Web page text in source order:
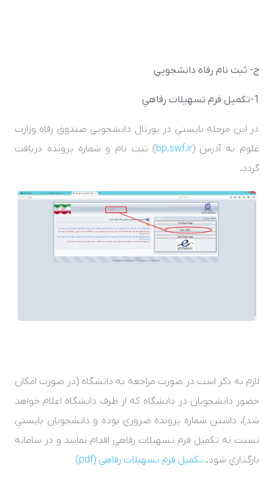
ج- ثبت­ نام رفاه دانشجويي
1-تکميل فرم تسهيلات رفاهي
در اين مرحله بايستي در پورتال دانشجويي صندوق رفاه وزارت
علوم به آدرس (bp.swf.ir) ثبت نام و شماره پرونده دريافت
گردد.
لازم به ذکر است در صورت مراجعه به دانشگاه (در صورت امکان
حضور دانشجويان در دانشگاه که از طرف دانشگاه اعلام خواهد
شد)، داشتن شماره پرونده ضروري بوده و دانشجويان بايستي
نسبت به تکميل فرم تسهيلات رفاهي اقدام نمايند و در سامانه
بارگذاري شود..تکميل فرم تسهيلات رفاهي (pdf
)